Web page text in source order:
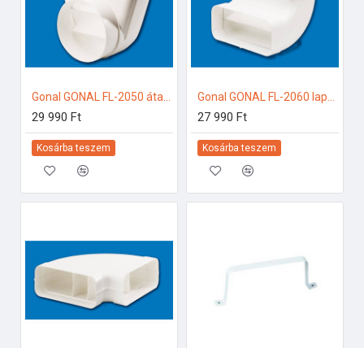
Gonal GONAL FL-2050 átalakító idom 90Â°, NA150 - 90x220 150-es páraelszívóhoz
29 990 Ft
Kosárba teszem
Gonal GONAL FL-2060 lapos csatorna sarok függőleges, 90x220 150-es páraelszívóhoz
27 990 Ft
Kosárba teszem